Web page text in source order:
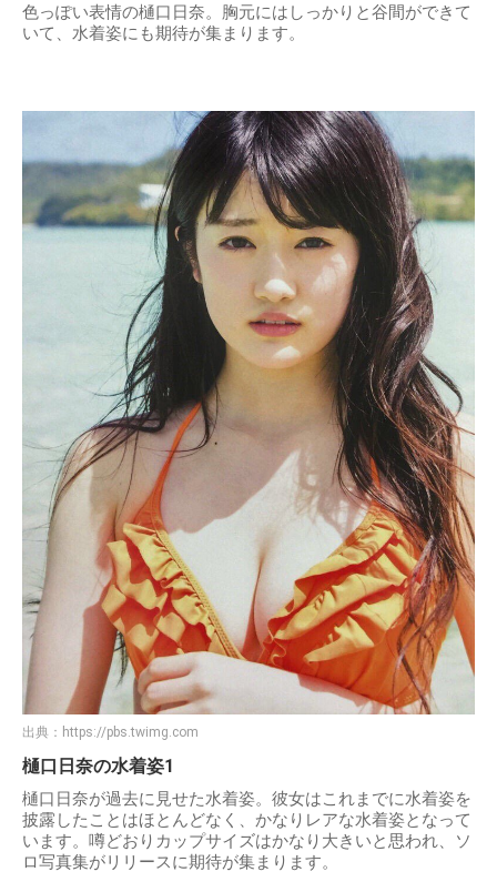
色っぽい表情の樋口日奈。胸元にはしっかりと谷間ができて
いて、水着姿にも期待が集まります。
出典： https://pbs.twimg.com
樋口日奈の水着姿1
樋口日奈が過去に見せた水着姿。彼女はこれまでに水着姿を
披露したことはほとんどなく、かなりレアな水着姿となって
います。噂どおりカップサイズはかなり大きいと思われ、ソ
ロ写真集がリリースに期待が集まります。